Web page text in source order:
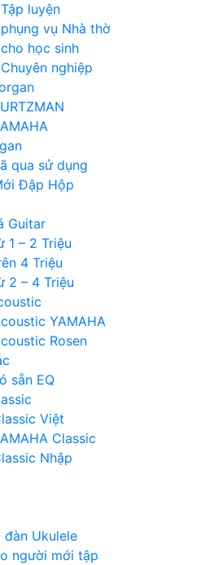
luyện
phụng vụ Nhà thờ
cho học sinh
nghiệp
qua sử dụng
Đập Hộp
Guitar
1 – 2 Triệu
4 Triệu
2 – 4 Triệu
YAMAHA
Rosen
sẵn EQ
Việt
Classic
Nhập
đàn Ukulele
người mới tập